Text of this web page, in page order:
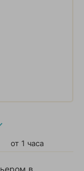
от 1 часа
в